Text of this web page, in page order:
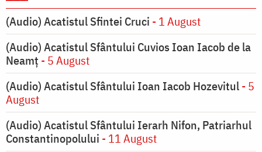
(Audio) Acatistul Sfintei Cruci - 1 August
(Audio) Acatistul Sfântului Cuvios Ioan Iacob de la
Neamț - 5 August
(Audio) Acatistul Sfântului Ioan Iacob Hozevitul- 5
August
(Audio) Acatistul Sfântului Ierarh Nifon, Patriarhul
Constantinopolului - 11 August